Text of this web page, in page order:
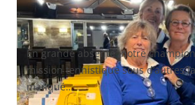
En grande absente ,notre
mission tennistique sous d’autres
manqué…